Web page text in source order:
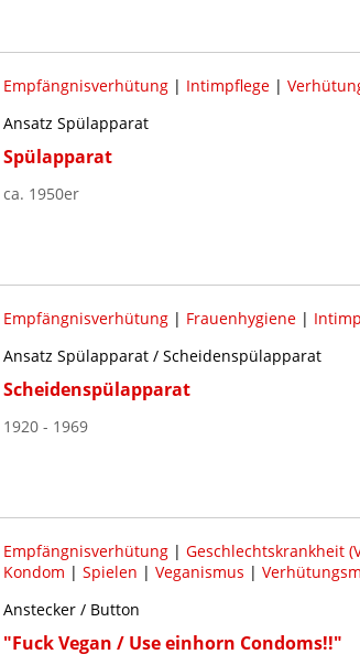
Empfängnisverhütung| Intimpflege|
Ansatz Spülapparat
Spülapparat
ca. 1950er
Empfängnisverhütung| Frauenhygiene|
Ansatz Spülapparat / Scheidenspülapparat
Scheidenspülapparat
1920 - 1969
Empfängnisverhütung| Geschlechtskrankheit
Kondom | Spielen | Veganismus |
Anstecker / Button
"Fuck Vegan / Use einhorn Condoms!!"